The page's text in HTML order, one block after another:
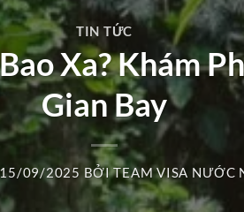
TIN TỨC
Xa? Khám
Gian Bay
15/09/2025 BỞITEAM VISA NƯỚC